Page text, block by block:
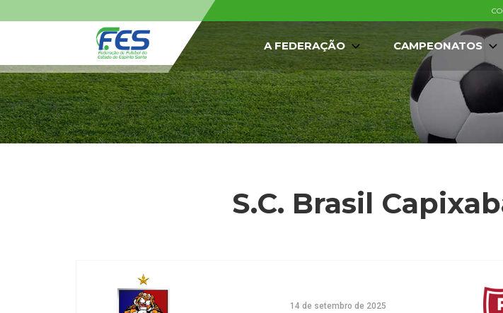
A FEDERAÇÃO CAMPEONATOS
S.C. Brasil
14 de setembro de 2025